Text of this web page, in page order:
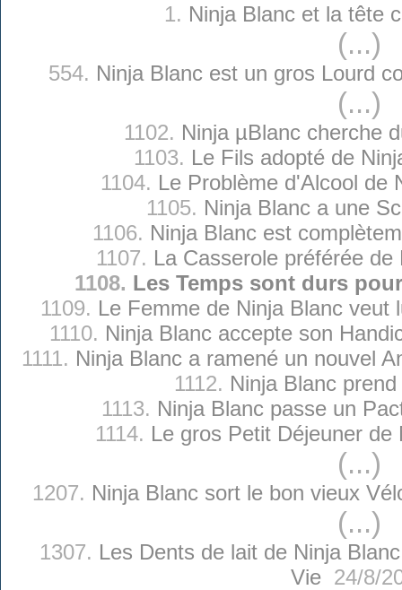
1. Ninja Blanc et la tête
(...)
554. Ninja Blanc est un gros Lourd
(...)
1102. Ninja µBlanc cherche
1103. Le Fils adopté de
1104. Le Problème d'Alcool de
1105. Ninja Blanc a une
1106. Ninja Blanc est
1107. La Casserole préférée de
1108. Les Temps sont durs
1109. Le Femme de Ninja Blanc veut
1110. Ninja Blanc accepte son
1111. Ninja Blanc a ramené un nouvel
1112. Ninja Blanc
1113. Ninja Blanc passe un
1114. Le gros Petit Déjeuner de
(...)
1207. Ninja Blanc sort le bon vieux
(...)
1307. Les Dents de lait de Ninja
Vie24/8/